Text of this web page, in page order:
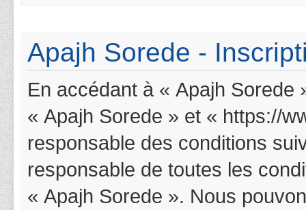
Apajh Sorede -
En accédant à « Apajh
« Apajh Sorede » et « https://
responsable des conditions
responsable de toutes les
« Apajh Sorede ». Nous